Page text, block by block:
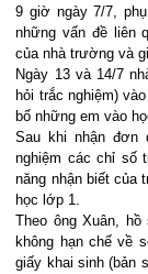
9 giờ ngày 7/7,
những vấn đề liên
của nhà trường và
Ngày 13 và 14/7
hỏi trắc nghiệm)
bố những em vào
Sau khi nhận đơn
nghiệm các chỉ số
năng nhận biết của
học lớp 1.
Theo ông Xuân,
không hạn chế về
giấy khai sinh (bản